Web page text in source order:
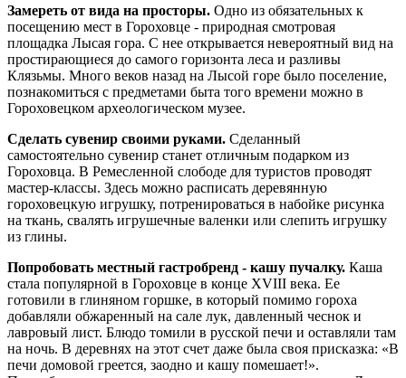
Замереть от вида на просторы. Одно из обязательных к
посещению мест в Гороховце - природная смотровая
площадка Лысая гора. С нее открывается невероятный вид на
простирающиеся до самого горизонта леса и разливы
Клязьмы. Много веков назад на Лысой горе было поселение,
познакомиться с предметами быта того времени можно в
Гороховецком археологическом музее.
Сделать сувенир своими руками. Сделанный
самостоятельно сувенир станет отличным подарком из
Гороховца. В Ремесленной слободе для туристов проводят
мастер-классы. Здесь можно расписать деревянную
гороховецкую игрушку, потренироваться в набойке рисунка
на ткань, свалять игрушечные валенки или слепить игрушку
из глины.
Попробовать местный гастробренд - кашу пучалку. Каша
стала популярной в Гороховце в конце XVIII века. Ее
готовили в глиняном горшке, в который помимо гороха
добавляли обжаренный на сале лук, давленный чеснок и
лавровый лист. Блюдо томили в русской печи и оставляли там
на ночь. В деревнях на этот счет даже была своя присказка: «В
печи домовой греется, заодно и кашу помешает!».